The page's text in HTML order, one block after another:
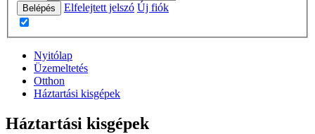
Belépés Elfelejtett jelszó Új fiók
Nyitólap
Üzemeltetés
Otthon
Háztartási kisgépek
Háztartási kisgépek